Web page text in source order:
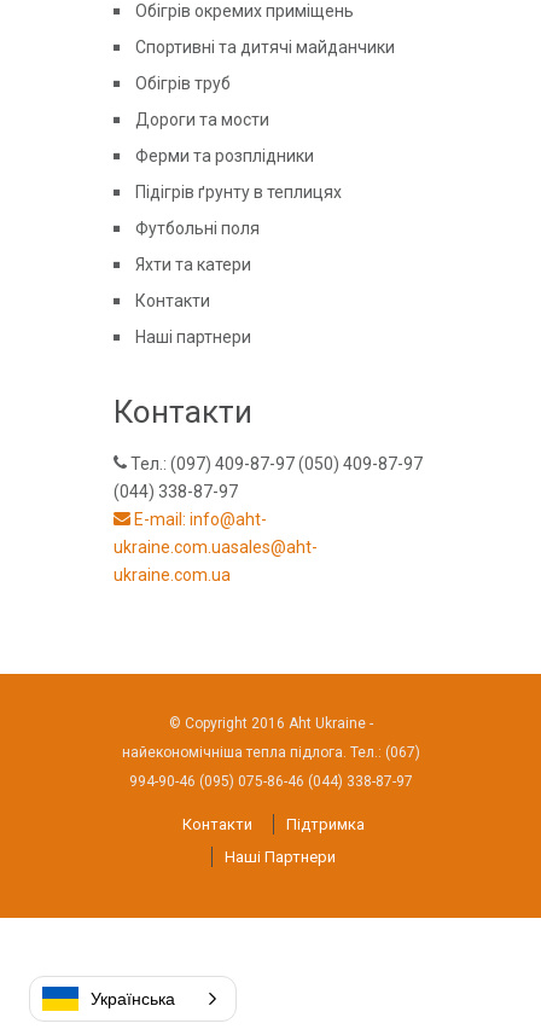
Обігрів окремих приміщень
Спортивні та дитячі майданчики
Обігрів труб
Дороги та мости
Ферми та розплідники
Підігрів ґрунту в теплицях
Футбольні поля
Яхти та катери
Контакти
Наші партнери
Контакти
Тел.: (097) 409-87-97 (050) 409-87-97
(044) 338-87-97
E-mail: info@aht-
ukraine.com.uasales@aht-
ukraine.com.ua
© Copyright 2016 Aht Ukraine -
найекономічніша тепла підлога. Тел.: (067)
994-90-46 (095) 075-86-46 (044) 338-87-97
Контакти
Підтримка
Наші Партнери
Українська